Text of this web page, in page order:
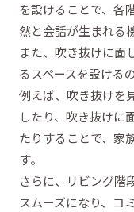
を設けることで、各
然と会話が生まれる
また、吹き抜けに面
るスペースを設ける
例えば、吹き抜けを
したり、吹き抜けに
たりすることで、家
す。
さらに、リビング階
スムーズになり、コ